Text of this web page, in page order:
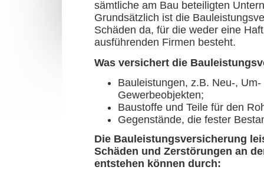
sämtliche am Bau beteiligten
Grundsätzlich ist die
Schäden da, für die weder eine
ausführenden Firmen besteht.
Was versichert die
Bauleistungen, z.B. Neu-,
Gewerbeobjekten;
Baustoffe und Teile für den
Gegenstände, die fester
Die Bauleistungsversicherung
Schäden und Zerstörungen an
entstehen können durch: